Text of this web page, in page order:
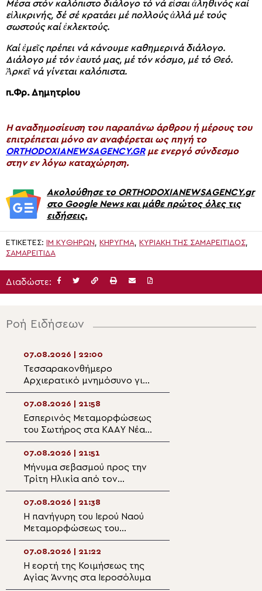
Μέσα στόν καλόπιστο διάλογο τό νά εἶσαι ἀληθινός καί
εἰλικρινής, δέ σέ κρατάει μέ πολλούς ἀλλά μέ τούς
σωστούς καί ἐκλεκτούς.
Καί ἐμεῖς πρέπει νά κάνουμε καθημερινά διάλογο.
Διάλογο μέ τόν ἑαυτό μας, μέ τόν κόσμο, μέ τό Θεό.
Ἀρκεῖ νά γίνεται καλόπιστα.
π.Φρ. Δημητρίου
H αναδημοσίευση του παραπάνω άρθρου ή μέρους του
επιτρέπεται μόνο αν αναφέρεται ως πηγή το
ORTHODOXIANEWSAGENCY.GRμε ενεργό σύνδεσμο
στην εν λόγω καταχώρηση.
Ακολούθησε το ORTHODOXIANEWSAGENCY.gr
στο Google News και μάθε πρώτος όλες τις
ειδήσεις.
ΕΤΙΚΈΤΕΣ: ΙΜ ΚΥΘΗΡΩΝ, ΚΗΡΥΓΜΑ, ΚΥΡΙΑΚΉ ΤΗΣ ΣΑΜΑΡΕΊΤΙΔΟΣ,
ΣΑΜΑΡΕΙΤΙΔΑ
Διαδώστε:
Ροή Ειδήσεων
07.08.2026 | 22:00
Τεσσαρακονθήμερο
Αρχιερατικό μνημόσυνο για
τον π. Δημήτριο Μαρτσούκο
στον Άγιο Ιωάννη Απιδέας
07.08.2026 | 21:58
Εσπερινός Μεταμορφώσεως
του Σωτήρος στα ΚΑΑΥ Νέας
Περάμου
07.08.2026 | 21:51
Μήνυμα σεβασμού προς την
Τρίτη Ηλικία από τον
Μητροπολίτη Σπάρτης στη
Ρειχέα
07.08.2026 | 21:38
Η πανήγυρη του Ιερού Ναού
Μεταμορφώσεως του
Σωτήρος στη Λέρο
07.08.2026 | 21:22
Η εορτή της Κοιμήσεως της
Αγίας Άννης στα Ιεροσόλυμα